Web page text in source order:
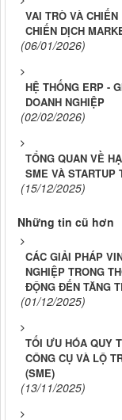
VAI TRÒ VÀ
CHIẾN DỊCH
(06/01/2026)
HỆ THỐNG ERP -
DOANH NGHIỆP
(02/02/2026)
TỔNG QUAN VỀ
SME VÀ STARTUP
(15/12/2025)
Những tin cũ hơn
CÁC GIẢI PHÁP
NGHIỆP TRONG
ĐỘNG ĐẾN TĂNG
(01/12/2025)
TỐI ƯU HÓA QUY
CÔNG CỤ VÀ LỘ
(SME)
(13/11/2025)